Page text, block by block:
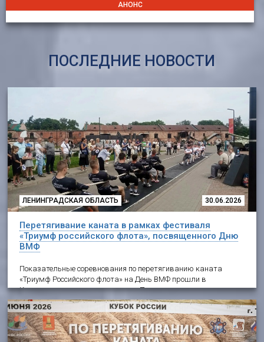
АНОНС
ПОСЛЕДНИЕ НОВОСТИ
ЛЕНИНГРАДСКАЯ ОБЛАСТЬ 30.06.2026
Перетягивание каната в рамках фестиваля
«Триумф российского флота», посвященного Дню
ВМФ
Показательные соревнования по перетягиванию каната
«Триумф Российского флота» на День ВМФ прошли в
Кронштадте на площадке парка «Патриот»